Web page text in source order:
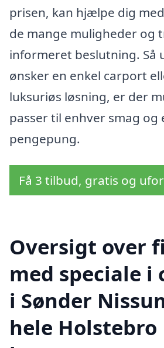
prisen, kan hjælpe dig
de mange muligheder og
informeret beslutning. Så
ønsker en enkel carport
luksuriøs løsning, er der
passer til enhver smag og
pengepung.
Få 3 tilbud, gratis og
Oversigt over
med speciale i
i Sønder
hele Holstebro